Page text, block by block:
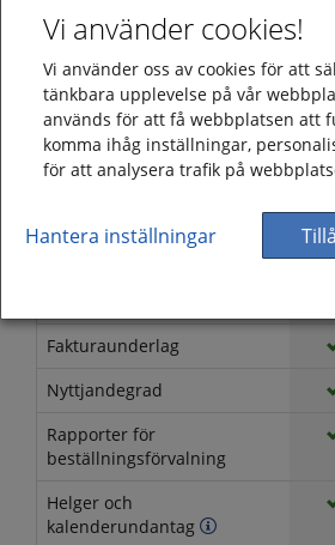
Rapportmotorer
Definiera egna
rapportmallar
Nyttjandegrad för valda
tidsperioder
Bestäm innehåll i rapporter
Fakturaunderlag
Nyttjandegrad
Rapporter för
beställningsförvalning
Helger och
kalenderundantag
Vi använder cookies!
Vi använder oss av cookies för att
tänkbara upplevelse på vår
används för att få webbplatsen att
komma ihåg inställningar,
för att analysera trafik på
Hantera inställningar